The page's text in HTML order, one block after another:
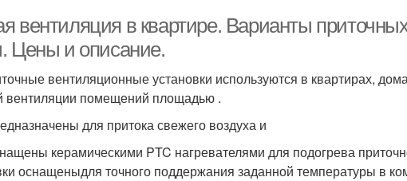
вентиляция в квартире. Варианты
Цены и описание.
вентиляционные установки используются в квартирах,
вентиляции помещений площадью .
для притока свежего воздуха и
керамическими PTC нагревателями для подогрева
оснащеныдля точного поддержания заданной температуры в